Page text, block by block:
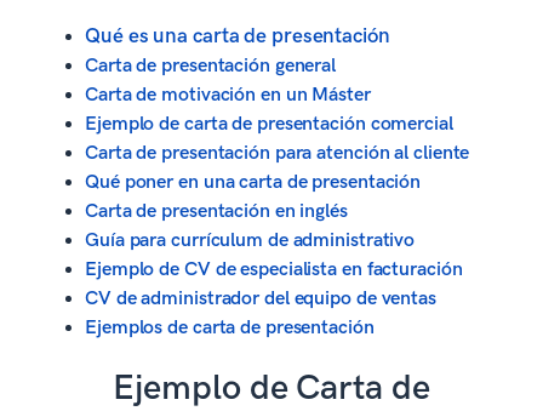
Qué es una carta de presentación
Carta de presentación general
Carta de motivación en un Máster
Ejemplo de carta de presentación comercial
Carta de presentación para atención al cliente
Qué poner en una carta de presentación
Carta de presentación en inglés
Guía para currículum de administrativo
Ejemplo de CV de especialista en facturación
CV de administrador del equipo de ventas
Ejemplos de carta de presentación
Ejemplo de Carta de